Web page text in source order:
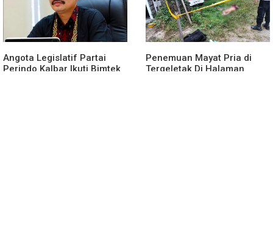
Angota Legislatif Partai
Perindo Kalbar Ikuti Bimtek
Penemuan Mayat Pria di
Tergeletak Di Halaman